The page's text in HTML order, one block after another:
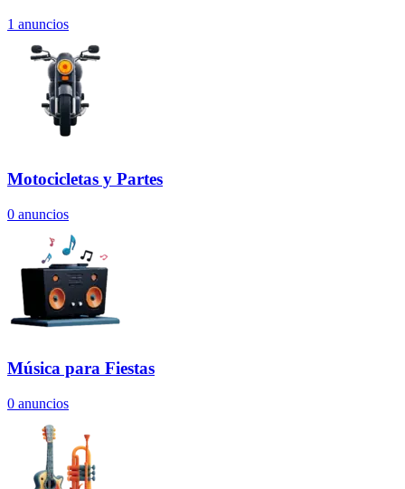
1 anuncios
Motocicletas y Partes
0 anuncios
Música para Fiestas
0 anuncios